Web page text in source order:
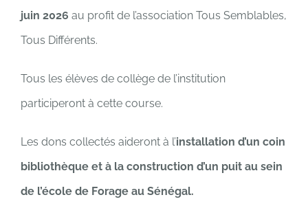
juin 2026 au profit de l’association Tous Semblables,
Tous Différents.
Tous les élèves de collège de l’institution
participeront à cette course.
Les dons collectés aideront à l’installation d’un coin
bibliothèque et à la construction d’un puit au sein
de l’école de Forage au Sénégal.